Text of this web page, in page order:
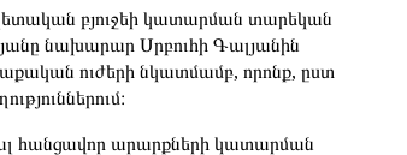
բյուջեի կատարման տարեկան
նախարար Սրբուհի Գալյանին
ուժերի նկատմամբ, որոնք, ըստ
հանցավոր արարքների կատարման